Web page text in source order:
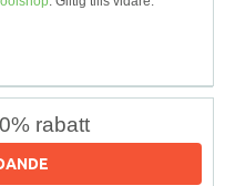
rabatt